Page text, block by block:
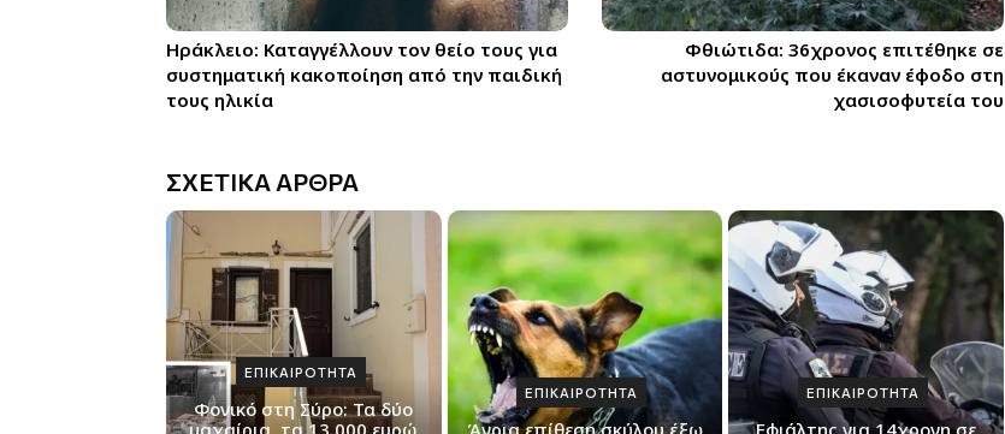
Ηράκλειο: Καταγγέλλουν τον θείο τους για
συστηματική κακοποίηση από την παιδική
τους ηλικία
Φθιώτιδα: 36χρονος επιτέθηκε σε
αστυνομικούς που έκαναν έφοδο στη
χασισοφυτεία του
ΣΧΕΤΙΚΑ ΑΡΘΡΑ
ΕΠΙΚΑΙΡΟΤΗΤΑ
Φονικό στη Σύρο: Τα δύο
ΕΠΙΚΑΙΡΟΤΗΤΑ ΕΠΙΚΑΙΡΟΤΗΤΑ